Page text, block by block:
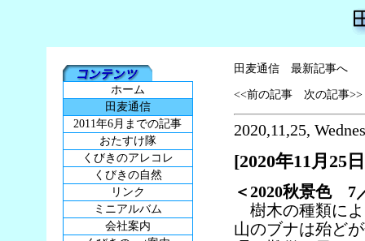
ホーム
田麦通信
2011年6月までの記事
おたすけ隊
くびきのアレコレ
くびきの自然
リンク
ミニアルバム
会社案内
田麦通信 最新記事へ
<<前の記事 次の記事>>
2020,11,25,
[2020年11月25
＜2020秋景色 7
樹木の種類によ
山のブナは殆ど